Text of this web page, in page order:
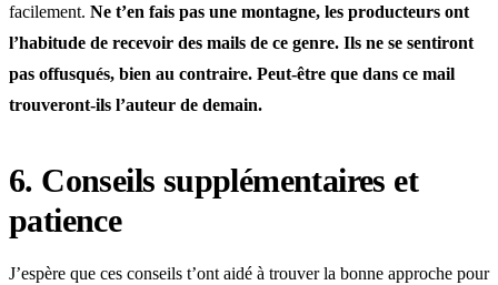
facilement. Ne t’en fais pas une montagne, les producteurs ont
l’habitude de recevoir des mails de ce genre. Ils ne se sentiront
pas offusqués, bien au contraire. Peut-être que dans ce mail
trouveront-ils l’auteur de demain.
6. Conseils supplémentaires et
patience
J’espère que ces conseils t’ont aidé à trouver la bonne approche pour